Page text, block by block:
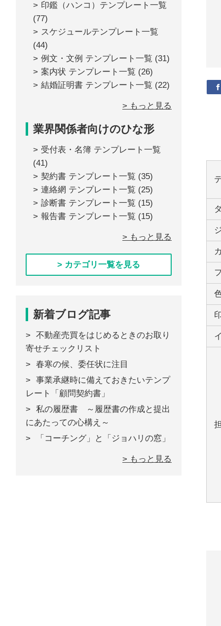
印鑑（ハンコ）テンプレート一覧
(77)
スケジュールテンプレート一覧
(44)
例文・文例 テンプレート一覧 (31)
案内状 テンプレート一覧 (26)
結婚証明書 テンプレート一覧 (22)
> もっと見る
業界関係者向けのひな形
受付表・名簿 テンプレート一覧
(41)
契約書 テンプレート一覧 (35)
連絡網 テンプレート一覧 (25)
診断書 テンプレート一覧 (15)
報告書 テンプレート一覧 (15)
> もっと見る
> カテゴリ一覧を見る
新着ブログ記事
不動産売買をはじめるときのお取り
寄せチェックリスト
春寒の候、委任状に注目
事業承継時に備えておきたいテンプ
レート「顧問契約書」
私の履歴書 ～履歴書の作成と提出
にあたっての心構え～
「コーチング」と「ジョハリの窓」
> もっと見る